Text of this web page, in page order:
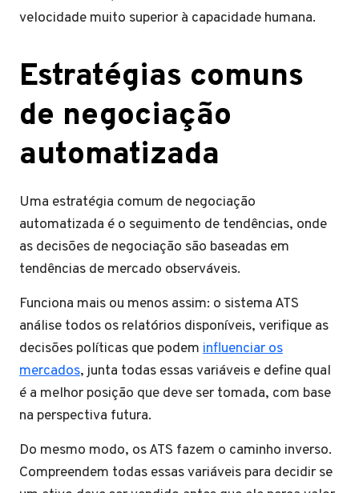
velocidade muito superior à capacidade humana.
Estratégias comuns
de negociação
automatizada
Uma estratégia comum de negociação
automatizada é o seguimento de tendências, onde
as decisões de negociação são baseadas em
tendências de mercado observáveis.
Funciona mais ou menos assim: o sistema ATS
análise todos os relatórios disponíveis, verifique as
decisões políticas que podem influenciar os
mercados, junta todas essas variáveis e define qual
é a melhor posição que deve ser tomada, com base
na perspectiva futura.
Do mesmo modo, os ATS fazem o caminho inverso.
Compreendem todas essas variáveis para decidir se